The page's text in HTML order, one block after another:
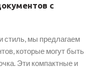
с
стиль, мы предлагаем
которые могут быть
Эти компактные и